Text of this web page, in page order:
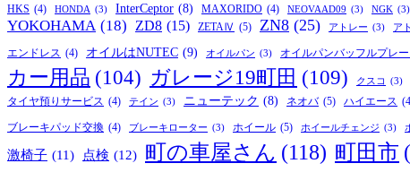
HKS (4) HONDA (3) InterCeptor (8) MAXORIDO (4) NEOVAAD09 (3) NGK (3)
YOKOHAMA (18) ZD8 (15) ZETAⅣ (5) ZN8 (25) アトレー (3) ア
エンドレス (4) オイルはNUTEC (9) オイルパン (3) オイルパンバッフルプレー
カー用品 (104) ガレージ19町田 (109) クスコ (3)
タイヤ預りサービス (4) テイン (3) ニューテック (8) ネオバ (5) ハイエース
ブレーキパッド交換 (4) ブレーキローター (3) ホイール (5) ホイールチェンジ (3)
激椅子 (11) 点検 (12) 町の車屋さん (118) 町田市